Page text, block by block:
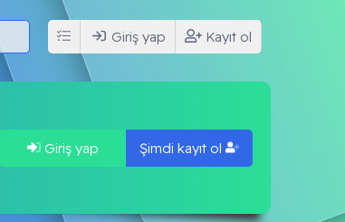
Giriş yap Kayıt ol
Giriş yap Şimdi kayıt ol